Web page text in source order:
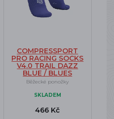
COMPRESSPORT
PRO RACING SOCKS
V4.0 TRAIL DAZZ
BLUE / BLUES
Běžecké ponožky
SKLADEM
466 Kč